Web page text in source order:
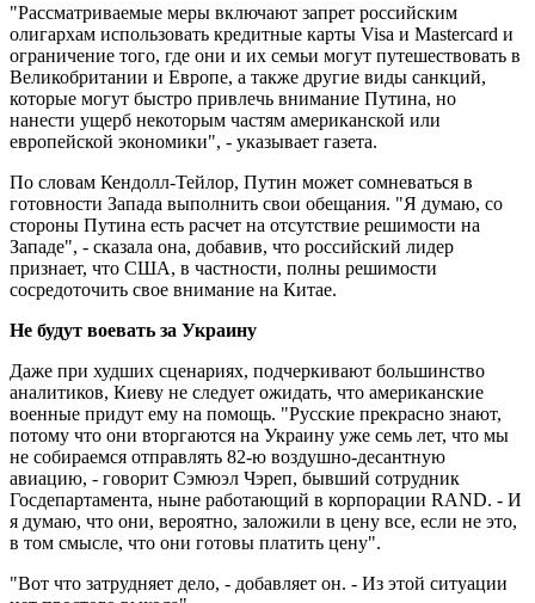
"Рассматриваемые меры включают запрет российским
олигархам использовать кредитные карты Visa и Mastercard и
ограничение того, где они и их семьи могут путешествовать в
Великобритании и Европе, а также другие виды санкций,
которые могут быстро привлечь внимание Путина, но
нанести ущерб некоторым частям американской или
европейской экономики", - указывает газета.
По словам Кендолл-Тейлор, Путин может сомневаться в
готовности Запада выполнить свои обещания. "Я думаю, со
стороны Путина есть расчет на отсутствие решимости на
Западе", - сказала она, добавив, что российский лидер
признает, что США, в частности, полны решимости
сосредоточить свое внимание на Китае.
Не будут воевать за Украину
Даже при худших сценариях, подчеркивают большинство
аналитиков, Киеву не следует ожидать, что американские
военные придут ему на помощь. "Русские прекрасно знают,
потому что они вторгаются на Украину уже семь лет, что мы
не собираемся отправлять 82-ю воздушно-десантную
авиацию, - говорит Сэмюэл Чэреп, бывший сотрудник
Госдепартамента, ныне работающий в корпорации RAND. - И
я думаю, что они, вероятно, заложили в цену все, если не это,
в том смысле, что они готовы платить цену".
"Вот что затрудняет дело, - добавляет он. - Из этой ситуации